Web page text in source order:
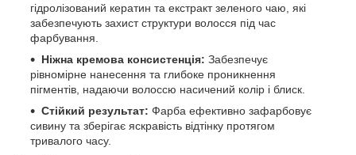
гідролізований кератин та екстракт зеленого чаю, які
забезпечують захист структури волосся під час
фарбування.
Ніжна кремова консистенція: Забезпечує
рівномірне нанесення та глибоке проникнення
пігментів, надаючи волоссю насичений колір і блиск.
Стійкий результат: Фарба ефективно зафарбовує
сивину та зберігає яскравість відтінку протягом
тривалого часу.